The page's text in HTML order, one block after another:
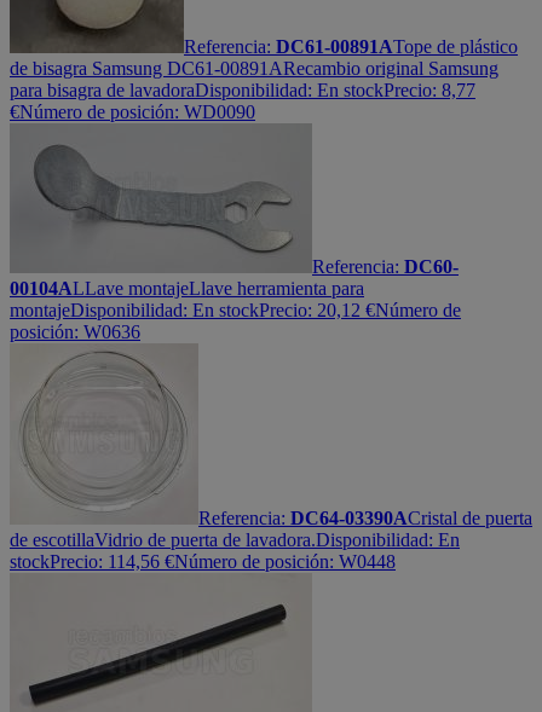
Referencia: DC61-00891ATope de plástico
de bisagra Samsung DC61-00891ARecambio original Samsung
para bisagra de lavadoraDisponibilidad: En stockPrecio: 8,77
€Número de posición: WD0090
Referencia: DC60-
00104ALLave montajeLlave herramienta para
montajeDisponibilidad: En stockPrecio: 20,12 €Número de
posición: W0636
Referencia: DC64-03390ACristal de puerta
de escotillaVidrio de puerta de lavadora.Disponibilidad: En
stockPrecio: 114,56 €Número de posición: W0448